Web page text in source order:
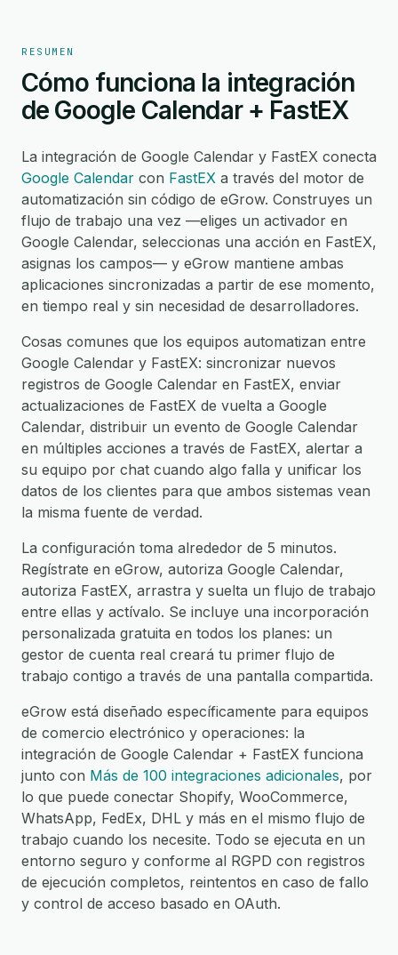
RESUMEN
Cómo funciona la integración
de Google Calendar + FastEX
La integración de Google Calendar y FastEX conecta
Google Calendar con FastEX a través del motor de
automatización sin código de eGrow. Construyes un
flujo de trabajo una vez —eliges un activador en
Google Calendar, seleccionas una acción en FastEX,
asignas los campos— y eGrow mantiene ambas
aplicaciones sincronizadas a partir de ese momento,
en tiempo real y sin necesidad de desarrolladores.
Cosas comunes que los equipos automatizan entre
Google Calendar y FastEX: sincronizar nuevos
registros de Google Calendar en FastEX, enviar
actualizaciones de FastEX de vuelta a Google
Calendar, distribuir un evento de Google Calendar
en múltiples acciones a través de FastEX, alertar a
su equipo por chat cuando algo falla y unificar los
datos de los clientes para que ambos sistemas vean
la misma fuente de verdad.
La configuración toma alrededor de 5 minutos.
Regístrate en eGrow, autoriza Google Calendar,
autoriza FastEX, arrastra y suelta un flujo de trabajo
entre ellas y actívalo. Se incluye una incorporación
personalizada gratuita en todos los planes: un
gestor de cuenta real creará tu primer flujo de
trabajo contigo a través de una pantalla compartida.
eGrow está diseñado específicamente para equipos
de comercio electrónico y operaciones: la
integración de Google Calendar + FastEX funciona
junto con Más de 100 integraciones adicionales, por
lo que puede conectar Shopify, WooCommerce,
WhatsApp, FedEx, DHL y más en el mismo flujo de
trabajo cuando los necesite. Todo se ejecuta en un
entorno seguro y conforme al RGPD con registros
de ejecución completos, reintentos en caso de fallo
y control de acceso basado en OAuth.